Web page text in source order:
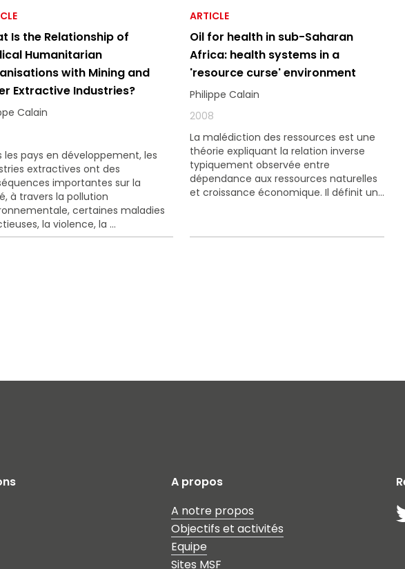
Is the Relationship of
Humanitarian
with Mining and
Extractive Industries?
Calain
les pays en développement, les
extractives ont des
importantes sur la
à travers la pollution
certaines maladies
la violence, la ...
ARTICLE
Oil for health in sub-Saharan
Africa: health systems in a
'resource curse' environment
Philippe Calain
2008
La malédiction des ressources est une
théorie expliquant la relation inverse
typiquement observée entre
dépendance aux ressources naturelles
et croissance économique. Il définit un...
A propos
A notre propos
Objectifs et activités
Equipe
Sites MSF